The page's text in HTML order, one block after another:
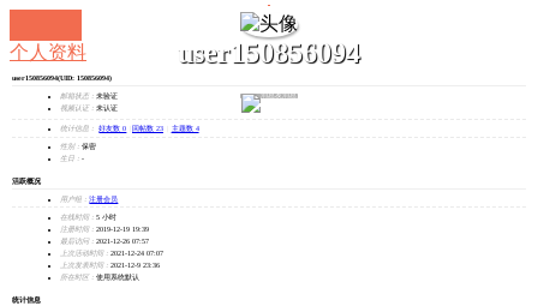
user150856094
发消息
个人资料
user150856094(UID: 150856094)
邮箱状态： 未验证
视频认证： 未认证
统计信息： 好友数 0 回帖数 23 主题数 4
性别： 保密
生日： -
活跃概况
用户组： 注册会员
在线时间： 5 小时
注册时间： 2019-12-19 19:39
最后访问： 2021-12-26 07:57
上次活动时间： 2021-12-24 07:07
上次发表时间： 2021-12-9 23:36
所在时区： 使用系统默认
统计信息